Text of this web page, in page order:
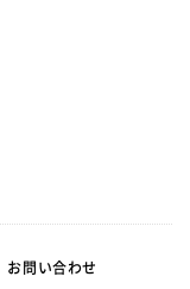
お問い合わせ